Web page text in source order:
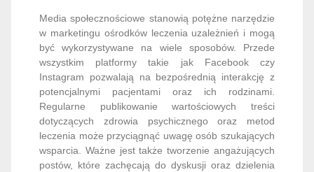
Media społecznościowe stanowią potężne narzędzie
w marketingu ośrodków leczenia uzależnień i mogą
być wykorzystywane na wiele sposobów. Przede
wszystkim platformy takie jak Facebook czy
Instagram pozwalają na bezpośrednią interakcję z
potencjalnymi pacjentami oraz ich rodzinami.
Regularne publikowanie wartościowych treści
dotyczących zdrowia psychicznego oraz metod
leczenia może przyciągnąć uwagę osób szukających
wsparcia. Ważne jest także tworzenie angażujących
postów, które zachęcają do dyskusji oraz dzielenia